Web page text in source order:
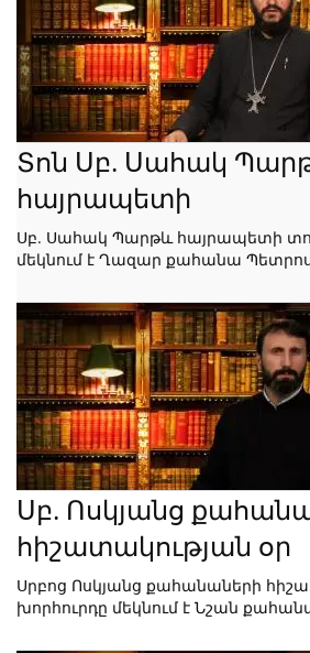
Տոն Սբ. Սահակ
հայրապետի
Սբ. Սահակ Պարթև հայրապետի
մեկնում է Ղազար քահանա
Սբ. Ոսկյանց
հիշատակության օր
Սրբոց Ոսկյանց քահանաների
խորհուրդը մեկնում է Նշան